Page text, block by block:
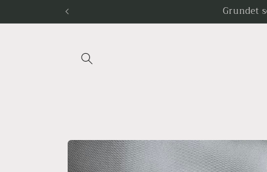
Grundet
Gå til
produktoplysninger